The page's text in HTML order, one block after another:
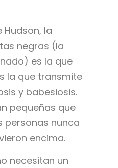
Hudson, la
negras (la
es la que
la que transmite
y babesiosis.
pequeñas que
personas nunca
encima.
necesitan un